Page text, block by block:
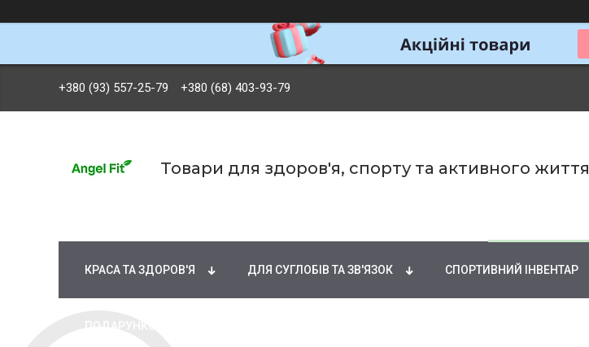
+380 (93) 557-25-79 +380 (68) 403-93-79
Товари для здоров'я, спорту та активного життя
КРАСА ТА ЗДОРОВ'Я ДЛЯ СУГЛОБІВ ТА ЗВ'ЯЗОК СПОРТИВНИЙ ІНВЕНТАР